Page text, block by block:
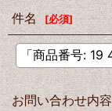
件名 [必須]
お問い合わせ内容